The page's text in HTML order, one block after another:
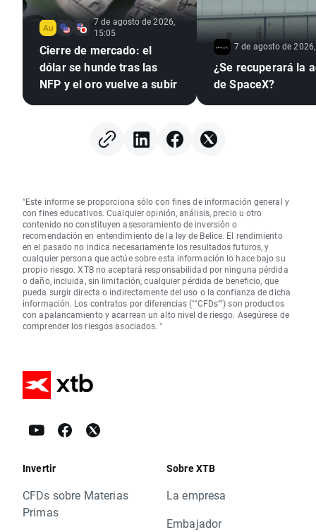
7 de agosto de 2026,
15:05
Cierre de mercado: el
dólar se hunde tras las
NFP y el oro vuelve a subir
7 de agosto de
¿Se recuperará la
de SpaceX?
"Este informe se proporciona sólo con fines de información general y
con fines educativos. Cualquier opinión, análisis, precio u otro
contenido no constituyen asesoramiento de inversión o
recomendación en entendimiento de la ley de Belice. El rendimiento
en el pasado no indica necesariamente los resultados futuros, y
cualquier persona que actúe sobre esta información lo hace bajo su
propio riesgo. XTB no aceptará responsabilidad por ninguna pérdida
o daño, incluida, sin limitación, cualquier pérdida de beneficio, que
pueda surgir directa o indirectamente del uso o la confianza de dicha
información. Los contratos por diferencias (""CFDs"") son productos
con apalancamiento y acarrean un alto nivel de riesgo. Asegúrese de
comprender los riesgos asociados. "
Invertir
CFDs sobre Materias
Primas
Sobre XTB
La empresa
Embajador